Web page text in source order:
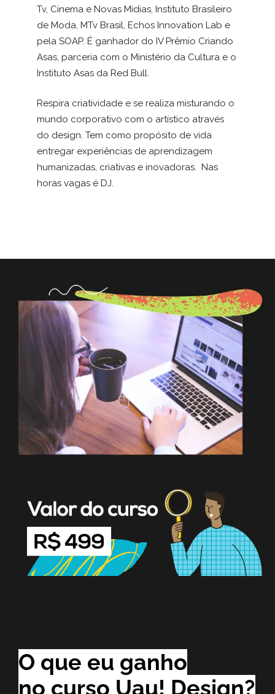
Tv, Cinema e Novas Mídias, Instituto Brasileiro
de Moda, MTv Brasil, Echos Innovation Lab e
pela SOAP. É ganhador do IV Prêmio Criando
Asas, parceria com o Ministério da Cultura e o
Instituto Asas da Red Bull.
Respira criatividade e se realiza misturando o
mundo corporativo com o artístico através
do design. Tem como propósito de vida
entregar experiências de aprendizagem
humanizadas, criativas e inovadoras. Nas
horas vagas é DJ.
O que eu ganho
no curso Uau! Design?